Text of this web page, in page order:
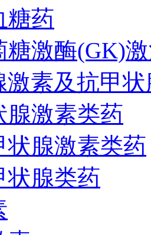
糖药
糖激酶(GK)
激素及抗甲
腺激素类药
状腺激素类药
状腺类药